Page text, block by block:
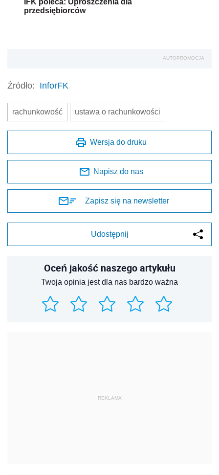
IFK poleca: Uproszczenia dla
przedsiębiorców
AUTOPROMOCJA
Źródło: InforFK
rachunkowość ustawa o rachunkowości
Wersja do druku
Napisz do nas
Zapisz się na newsletter
Udostępnij
Oceń jakość naszego artykułu
Twoja opinia jest dla nas bardzo ważna
REKLAMA